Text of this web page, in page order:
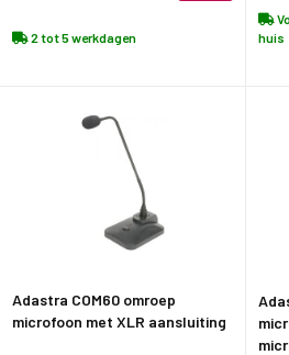
2 tot 5 werkdagen
huis
Adastra COM60 omroep
microfoon met XLR aansluiting